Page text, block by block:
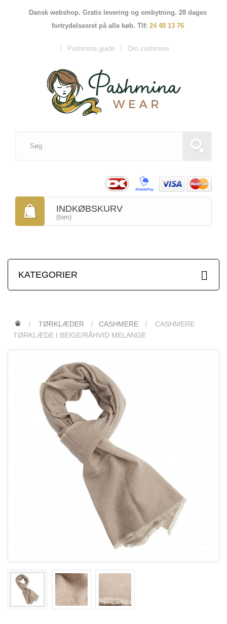
Dansk webshop. Gratis levering og ombytning. 28 dages
fortrydelsesret på alle køb. Tlf: 24 48 13 76
Pashmina guide Om cashmere
INDKØBSKURV
(tom)
KATEGORIER
TØRKLÆDER CASHMERE
CASHMERE
TØRKLÆDE I BEIGE/RÅHVID MELANGE